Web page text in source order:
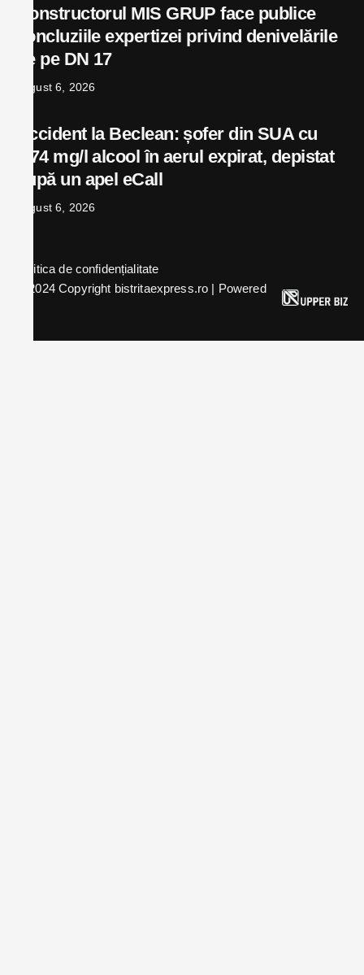
Constructorul MIS GRUP face publice
concluziile expertizei privind denivelările
de pe DN 17
august 6, 2026
Accident la Beclean: șofer din SUA cu
0,74 mg/l alcool în aerul expirat, depistat
după un apel eCall
august 6, 2026
© 2024 Copyright bistritaexpress.ro | Powered
Politica de confidențialitate